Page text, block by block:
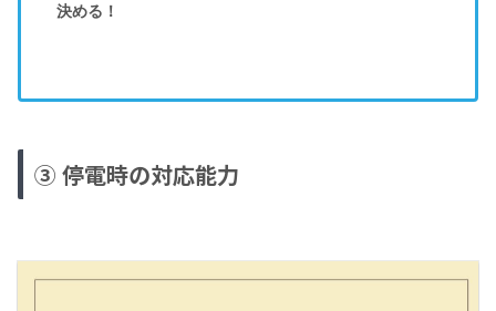
決める！
③ 停電時の対応能力